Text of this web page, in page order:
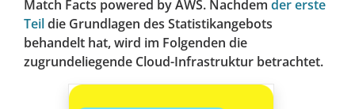
Match Facts powered by AWS. Nachdem der erste
Teildie Grundlagen des Statistikangebots
behandelt hat, wird im Folgenden die
zugrundeliegende Cloud-Infrastruktur betrachtet.